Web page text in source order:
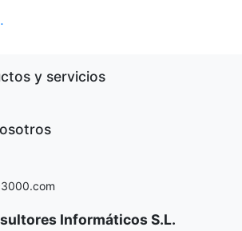
LG HK
y servicios
Informáticos S.L.